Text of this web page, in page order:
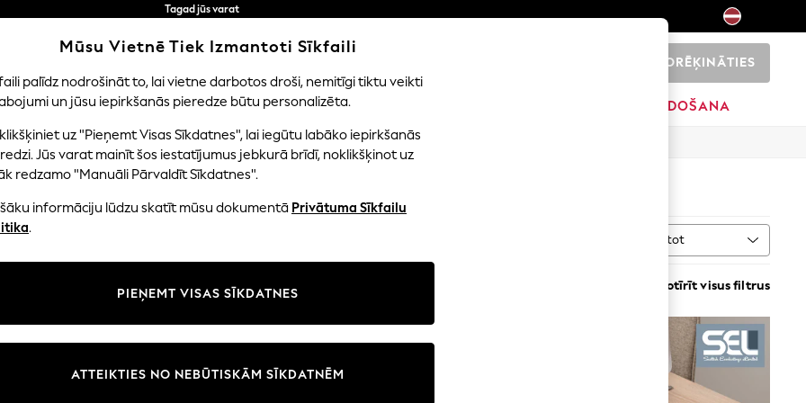
Tagad jūs varat
Ātrāk un drošāk,
norēķināšanās ar Maksājums caur banku
NORĒĶINĀTIES
ZĒNI MAZULIS SIEVIETES IZPĀRDOŠANA
Kārtot
Notīrīt visus filtrus
Mūsu Vietnē Tiek Izmantoti Sīkfaili
palīdz nodrošināt to, lai vietne darbotos droši, nemitīgi tiktu veikti
un jūsu iepirkšanās pieredze būtu personalizēta.
uz "Pieņemt Visas Sīkdatnes", lai iegūtu labāko iepirkšanās
Jūs varat mainīt šos iestatījumus jebkurā brīdī, noklikšķinot uz
redzamo "Manuāli Pārvaldīt Sīkdatnes".
informāciju lūdzu skatīt mūsu dokumentā Privātuma Sīkfailu
.
PIEŅEMT VISAS SĪKDATNES
ATTEIKTIES NO NEBŪTISKĀM SĪKDATNĒM